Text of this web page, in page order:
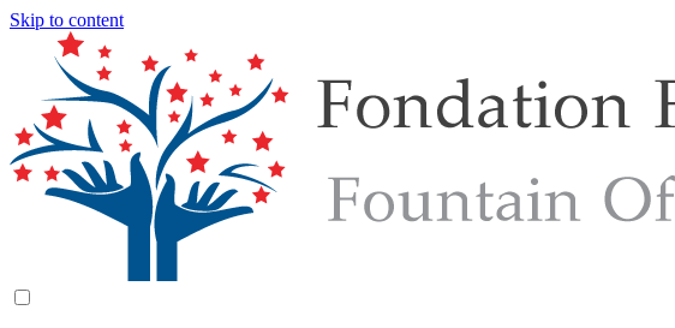
Skip to content